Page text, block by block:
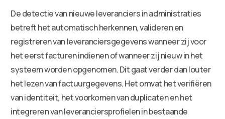
De detectie van nieuwe leveranciers in administraties
betreft het automatisch herkennen, valideren en
registreren van leveranciersgegevens wanneer zij voor
het eerst facturen indienen of wanneer zij nieuw in het
systeem worden opgenomen. Dit gaat verder dan louter
het lezen van factuurgegevens. Het omvat het verifiëren
van identiteit, het voorkomen van duplicaten en het
integreren van leveranciersprofielen in bestaande